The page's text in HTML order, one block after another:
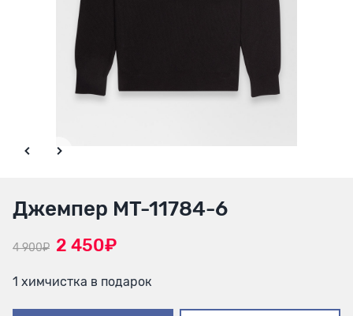
Джемпер MT-11784-6
4 900₽ 2 450₽
1 химчистка в подарок